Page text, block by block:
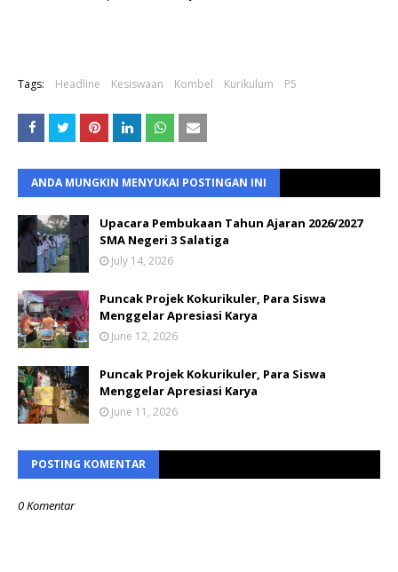
Tags: Headline Kesiswaan Kombel Kurikulum P5
ANDA MUNGKIN MENYUKAI POSTINGAN INI
Upacara Pembukaan Tahun Ajaran 2026/2027
SMA Negeri 3 Salatiga
July 14, 2026
Puncak Projek Kokurikuler, Para Siswa
Menggelar Apresiasi Karya
June 12, 2026
Puncak Projek Kokurikuler, Para Siswa
Menggelar Apresiasi Karya
June 11, 2026
POSTING KOMENTAR
0 Komentar